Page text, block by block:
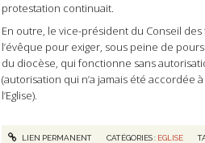
protestation continuait.
En outre, le vice-président du Conseil
l’évêque pour exiger, sous peine de
du diocèse, qui fonctionne sans
(autorisation qui n’a jamais été
l’Eglise).
LIEN PERMANENT CATÉGORIES : EGLISE